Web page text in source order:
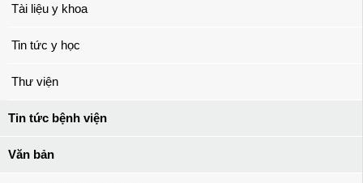
Tài liệu y khoa
Tin tức y học
Thư viện
Tin tức bệnh viện
Văn bản